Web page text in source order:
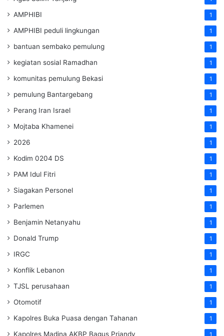
AMPHIBI 1
AMPHIBI peduli lingkungan 1
bantuan sembako pemulung 1
kegiatan sosial Ramadhan 1
komunitas pemulung Bekasi 1
pemulung Bantargebang 1
Perang Iran Israel 1
Mojtaba Khamenei 1
2026 1
Kodim 0204 DS 1
PAM Idul Fitri 1
Siagakan Personel 1
Parlemen 1
Benjamin Netanyahu 1
Donald Trump 1
IRGC 1
Konflik Lebanon 1
TJSL perusahaan 1
Otomotif 1
Kapolres Buka Puasa dengan Tahanan 1
Kapolres Madina AKBP Bagus Priandy 1